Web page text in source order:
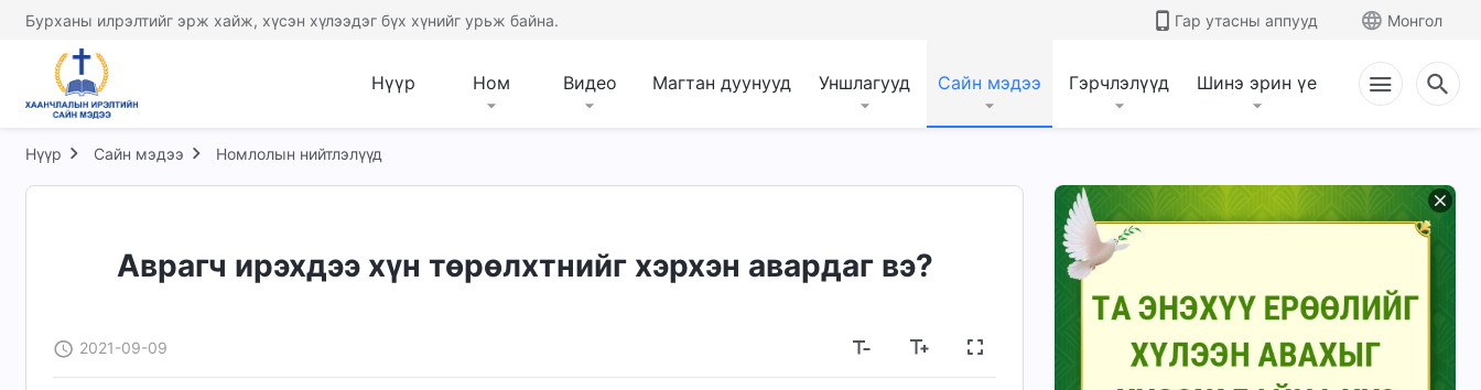
Бурханы илрэлтийг эрж хайж, хүсэн хүлээдэг бүх хүнийг урьж байна. Гар утасны аппууд Монгол
Нүүр Ном Видео Магтан дуунууд Уншлагууд Сайн мэдээ Гэрчлэлүүд Шинэ эрин үе
Нүүр Сайн мэдээ Номлолын нийтлэлүүд
Аврагч ирэхдээ хүн төрөлхтнийг хэрхэн авардаг вэ?
2021-09-09